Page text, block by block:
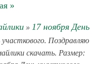
»
» 17 ноября День
Поздравляю
скачать. Размер: